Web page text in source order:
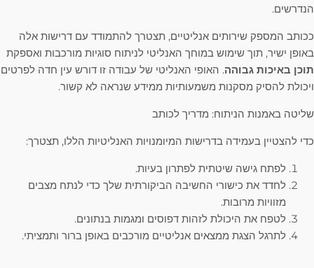
הנדרשים.
ככותב המספק שירותים אנליטיים, תצטרך להתמודד עם דרישות אלה
באופן ישיר, תוך שימוש במוחך האנליטי לניתוח סוגיות מורכבות ואספקת
תוכן באיכות גבוהה. האופי האנליטי של עבודה זו דורש עין חדה לפרטים
ויכולת להסיק מסקנות משמעותיות ממידע שנראה לא קשור.
שליטה באמנות הניתוח: מדריך לכותב
כדי להצטיין בעמידה בדרישות המיומנויות האנליטיות הללו, תצטרך:
לפתח גישה שיטתית לפתרון בעיות.
לחדד את כישורי החשיבה הביקורתית שלך כדי לנתח מצבים
מזוויות מרובות.
לטפח את היכולת לזהות דפוסים ומגמות בנתונים.
לתרגל הצגת ממצאים אנליטיים מורכבים באופן ברור ותמציתי.